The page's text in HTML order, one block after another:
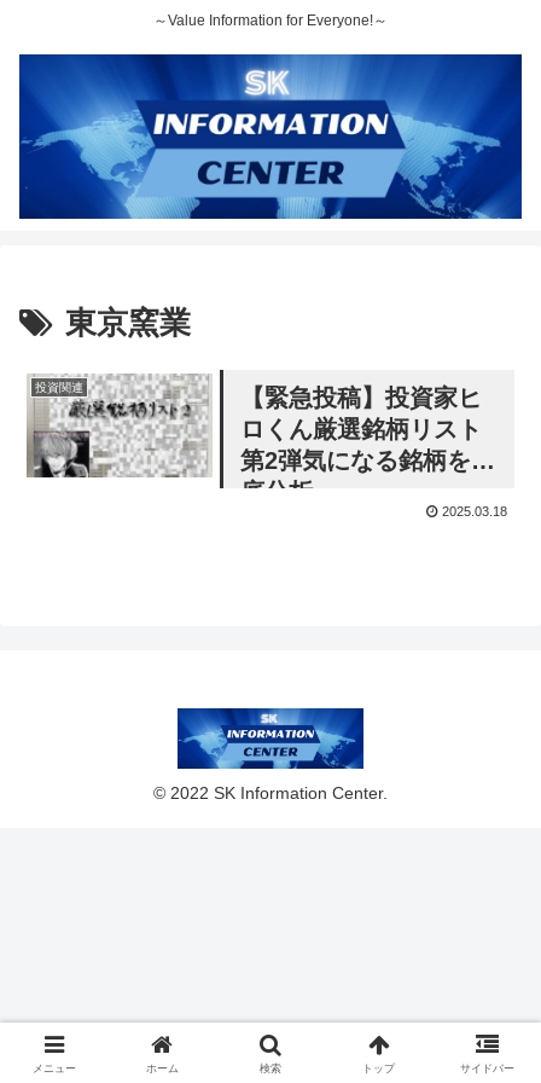
～Value Information for Everyone!～
東京窯業
投資関連
【緊急投稿】投資家ヒ
ロくん厳選銘柄リスト
第2弾気になる銘柄を徹
底分析
2025.03.18
© 2022 SK Information Center.
メニュー ホーム 検索 トップ サイドバー